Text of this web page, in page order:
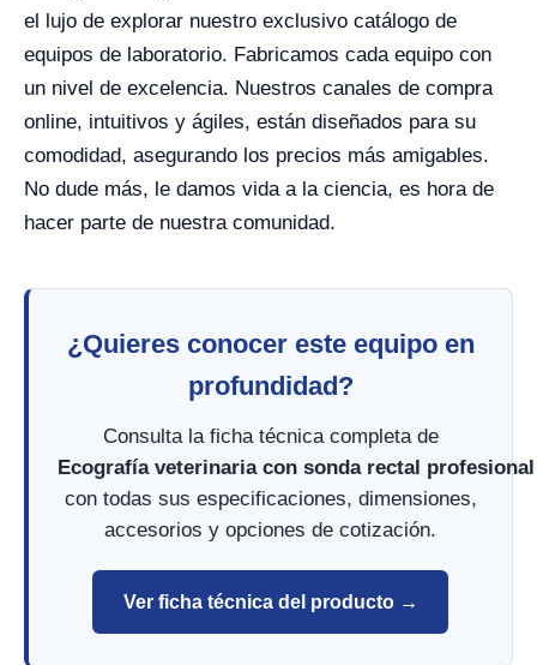
el lujo de explorar nuestro exclusivo catálogo de
equipos de laboratorio. Fabricamos cada equipo con
un nivel de excelencia. Nuestros canales de compra
online, intuitivos y ágiles, están diseñados para su
comodidad, asegurando los precios más amigables.
No dude más, le damos vida a la ciencia, es hora de
hacer parte de nuestra comunidad.
¿Quieres conocer este equipo en
profundidad?
Consulta la ficha técnica completa de
Ecografía veterinaria con sonda rectal profesional
con todas sus especificaciones, dimensiones,
accesorios y opciones de cotización.
Ver ficha técnica del producto →